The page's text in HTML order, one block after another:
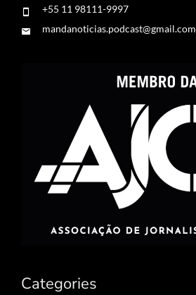
+55 11 98111-9997
mandanoticias.podcast@gmail.com
Categories